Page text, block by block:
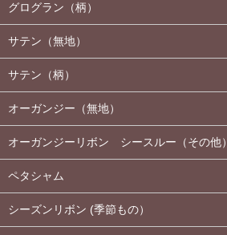
グログラン（柄）
サテン（無地）
サテン（柄）
オーガンジー（無地）
オーガンジーリボン シースルー（その他）
ペタシャム
シーズンリボン (季節もの）